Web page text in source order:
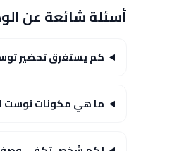
أسئلة شائعة عن
كم يستغرق تحضير
ما هي مكونات توست